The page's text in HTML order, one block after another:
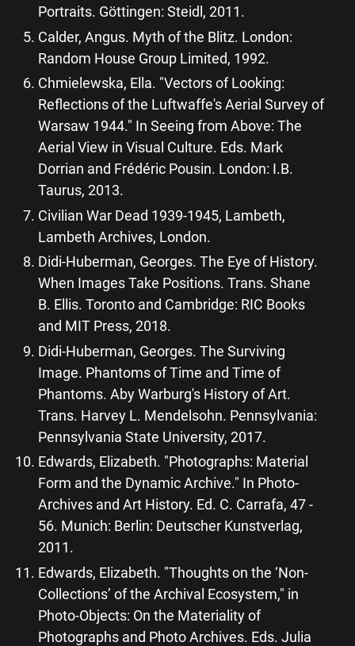
Portraits. Göttingen: Steidl, 2011.
Calder, Angus. Myth of the Blitz. London:
Random House Group Limited, 1992.
Chmielewska, Ella. "Vectors of Looking:
Reflections of the Luftwaffe's Aerial Survey of
Warsaw 1944." In Seeing from Above: The
Aerial View in Visual Culture. Eds. Mark
Dorrian and Frédéric Pousin. London: I.B.
Taurus, 2013.
Civilian War Dead 1939-1945, Lambeth,
Lambeth Archives, London.
Didi-Huberman, Georges. The Eye of History.
When Images Take Positions. Trans. Shane
B. Ellis. Toronto and Cambridge: RIC Books
and MIT Press, 2018.
Didi-Huberman, Georges. The Surviving
Image. Phantoms of Time and Time of
Phantoms. Aby Warburg's History of Art.
Trans. Harvey L. Mendelsohn. Pennsylvania:
Pennsylvania State University, 2017.
Edwards, Elizabeth. "Photographs: Material
Form and the Dynamic Archive." In Photo-
Archives and Art History. Ed. C. Carrafa, 47 -
56. Munich: Berlin: Deutscher Kunstverlag,
2011.
Edwards, Elizabeth. "Thoughts on the ‘Non-
Collections’ of the Archival Ecosystem," in
Photo-Objects: On the Materiality of
Photographs and Photo Archives. Eds. Julia